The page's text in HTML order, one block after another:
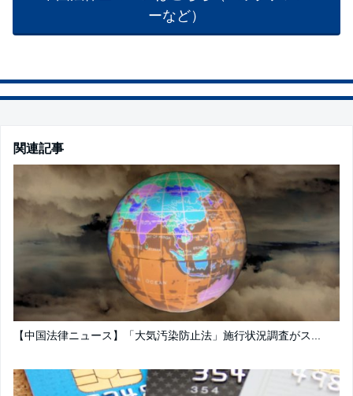
ーなど）
関連記事
【中国法律ニュース】「大気汚染防止法」施行状況調査がス...